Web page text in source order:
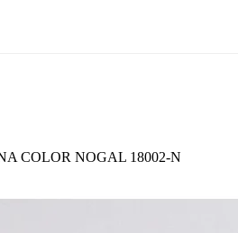
COLOR NOGAL 18002-N